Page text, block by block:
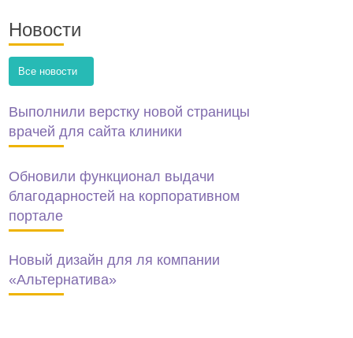
Новости
Все новости
Выполнили верстку новой страницы
врачей для сайта клиники
Обновили функционал выдачи
благодарностей на корпоративном
портале
Новый дизайн для ля компании
«Альтернатива»